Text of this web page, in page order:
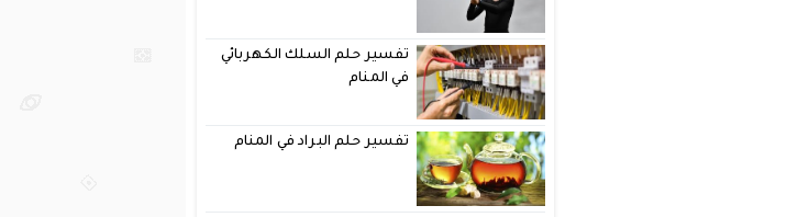
تفسير حلم السلك الكهربائي
في المنام
تفسير حلم البراد في المنام